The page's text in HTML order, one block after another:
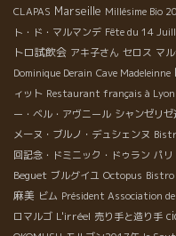
CLAPAS Marseille Millésime Bio
ト・ド・マルマンデ Fête du 14
トロ試飲会 アキ子さん セロス マ
Dominique Derain Cave Madeleinne
ィット Restaurant français à Lyon
ー・ベル・アヴニール シャンゼリゼ
メーヌ・ブルノ・デュシェンヌ
回記念・ドミニック・ドゥラン パリ
Beguet ブルグイユ Octopus Bistro
麻美 ビム Président Association
ロマルゴ L'irréel 売り手と造り手